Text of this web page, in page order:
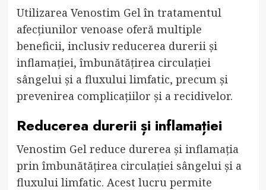
Utilizarea Venostim Gel în tratamentul
afecțiunilor venoase oferă multiple
beneficii, inclusiv reducerea durerii și
inflamației, îmbunătățirea circulației
sângelui și a fluxului limfatic, precum și
prevenirea complicațiilor și a recidivelor.
Reducerea durerii și inflamației
Venostim Gel reduce durerea și inflamația
prin îmbunătățirea circulației sângelui și a
fluxului limfatic. Acest lucru permite